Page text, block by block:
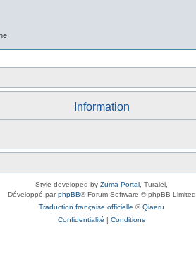
Information
Style developed by Zuma Portal , Turaiel,
Développé parphpBB® Forum Software © phpBB Limited
Traduction française officielle ©Qiaeru
Confidentialité | Conditions